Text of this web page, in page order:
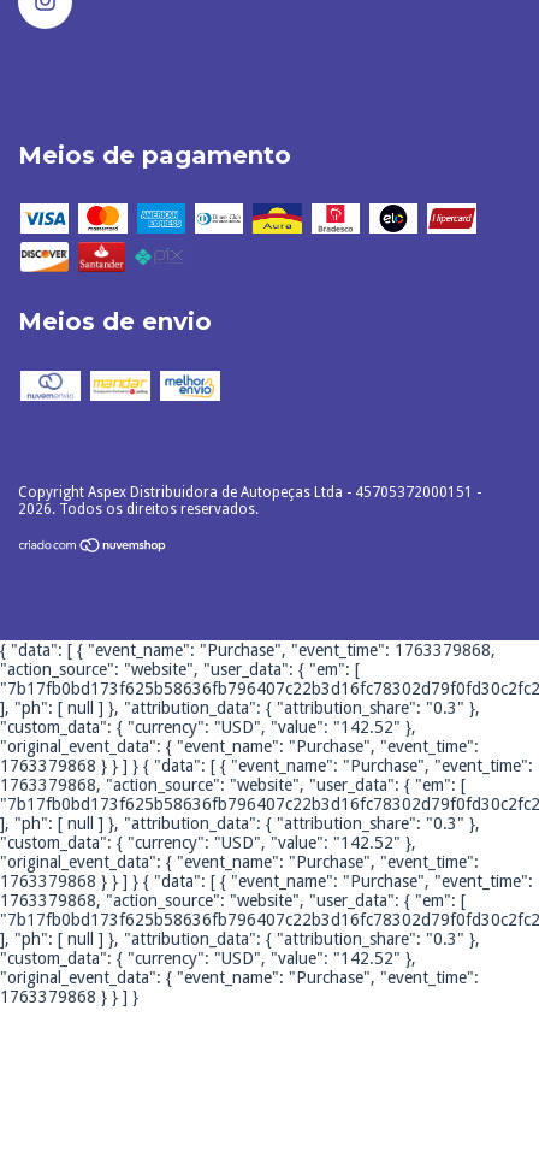
Meios de pagamento
Meios de envio
Copyright Aspex Distribuidora de Autopeças Ltda - 45705372000151 -
2026. Todos os direitos reservados.
{ "data": [ { "event_name": "Purchase", "event_time": 1763379868,
"action_source": "website", "user_data": { "em": [
], "ph": [ null ] }, "attribution_data": { "attribution_share": "0.3" },
"custom_data": { "currency": "USD", "value": "142.52" },
"original_event_data": { "event_name": "Purchase", "event_time":
1763379868 } } ] } { "data": [ { "event_name": "Purchase", "event_time":
1763379868, "action_source": "website", "user_data": { "em": [
], "ph": [ null ] }, "attribution_data": { "attribution_share": "0.3" },
"custom_data": { "currency": "USD", "value": "142.52" },
"original_event_data": { "event_name": "Purchase", "event_time":
1763379868 } } ] } { "data": [ { "event_name": "Purchase", "event_time":
1763379868, "action_source": "website", "user_data": { "em": [
], "ph": [ null ] }, "attribution_data": { "attribution_share": "0.3" },
"custom_data": { "currency": "USD", "value": "142.52" },
"original_event_data": { "event_name": "Purchase", "event_time":
1763379868 } } ] }